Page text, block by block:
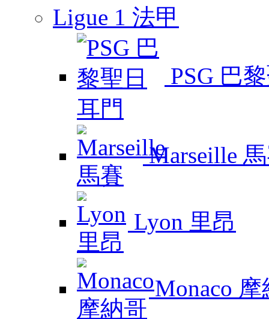
Ligue 1 法甲
PSG 巴
Marseille
Lyon 里昂
Monaco 摩